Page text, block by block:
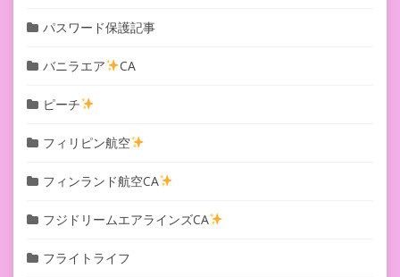
パスワード保護記事
バニラエア CA
ピーチ
フィリピン航空
フィンランド航空CA
フジドリームエアラインズCA
フライトライフ